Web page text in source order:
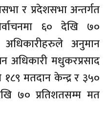
र प्रदेशसभा अन्तर्गत
६० देखि ७०
अनुमान
अधिकारी मधुकरप्रसाद
मतदान केन्द्र र ३५०
७० प्रतिशतसम्म मत